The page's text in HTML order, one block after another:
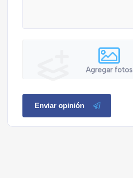
Agregar fotos
Enviar opinión